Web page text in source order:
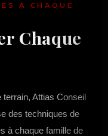
À CHAQUE
Chaque
terrain, Attias Conseil
des techniques de
à chaque famille de